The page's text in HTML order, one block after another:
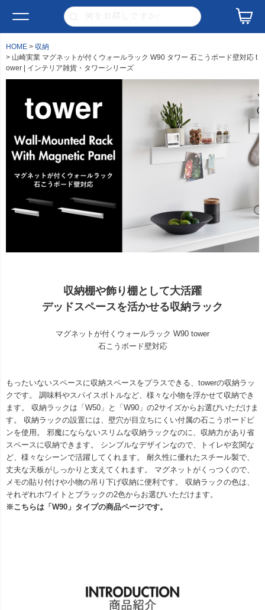
HOME
収納
山崎実業 マグネットが付くウォールラック W90 タワー 石こうボード壁対応 t
ower | インテリア雑貨・タワーシリーズ
収納棚や飾り棚として大活躍
デッドスペースを活かせる収納ラック
マグネットが付くウォールラック W90 tower
石こうボード壁対応
もったいないスペースに収納スペースをプラスできる、towerの収納ラッ
クです。 調味料やスパイスボトルなど、様々な小物を浮かせて収納でき
ます。 収納ラックは「W50」と「W90」の2サイズからお選びいただけま
す。 収納ラックの設置には、壁穴が目立ちにくい付属の石こうボードピ
ンを使用。 邪魔にならないスリムな収納ラックなのに、収納力があり省
スペースに収納できます。 シンプルなデザインなので、トイレや玄関な
ど、様々なシーンで活躍してくれます。 耐久性に優れたスチール製で、
丈夫な天板がしっかりと支えてくれます。 マグネットがくっつくので、
メモの貼り付けや小物の吊り下げ収納に便利です。 収納ラックの色は、
それぞれホワイトとブラックの2色からお選びいただけます。
※こちらは「W90」タイプの商品ページです。